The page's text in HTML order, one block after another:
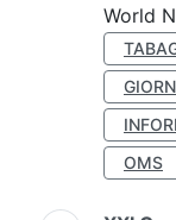
World
OMS